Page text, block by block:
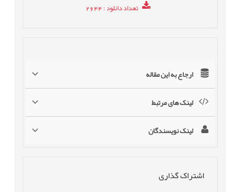
تعداد دانلود: 2644
ارجاع به این مقاله
لینک های مرتبط
لینک نویسندگان
اشتراک گذاری